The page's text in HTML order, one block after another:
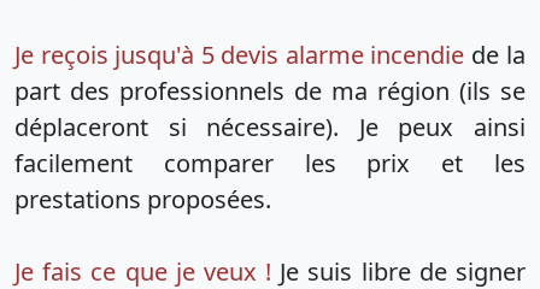
Je reçois jusqu'à 5 devis alarme incendie de la
part des professionnels de ma région (ils se
déplaceront si nécessaire). Je peux ainsi
facilement comparer les prix et les
prestations proposées.
Je fais ce que je veux ! Je suis libre de signer